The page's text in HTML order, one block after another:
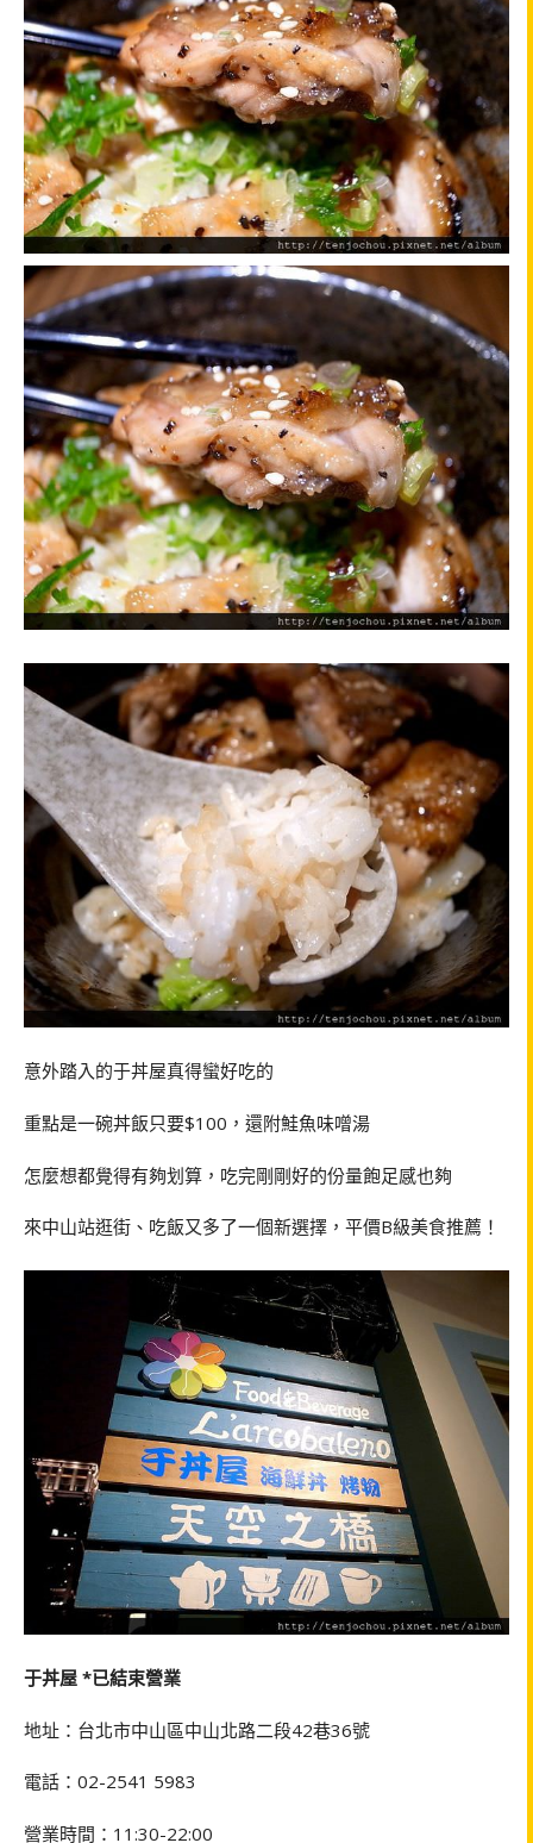
意外踏入的于丼屋真得蠻好吃的
重點是一碗丼飯只要$100，還附鮭魚味噌湯
怎麼想都覺得有夠划算，吃完剛剛好的份量飽足感也夠
來中山站逛街、吃飯又多了一個新選擇，平價B級美食推薦！
于丼屋 *已結束營業
地址：台北市中山區中山北路二段42巷36號
電話：02-2541 5983
營業時間：11:30-22:00